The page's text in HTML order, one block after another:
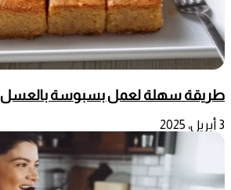
طريقة سهلة لعمل بسبوسة بالعسل
3 أبريل، 2025